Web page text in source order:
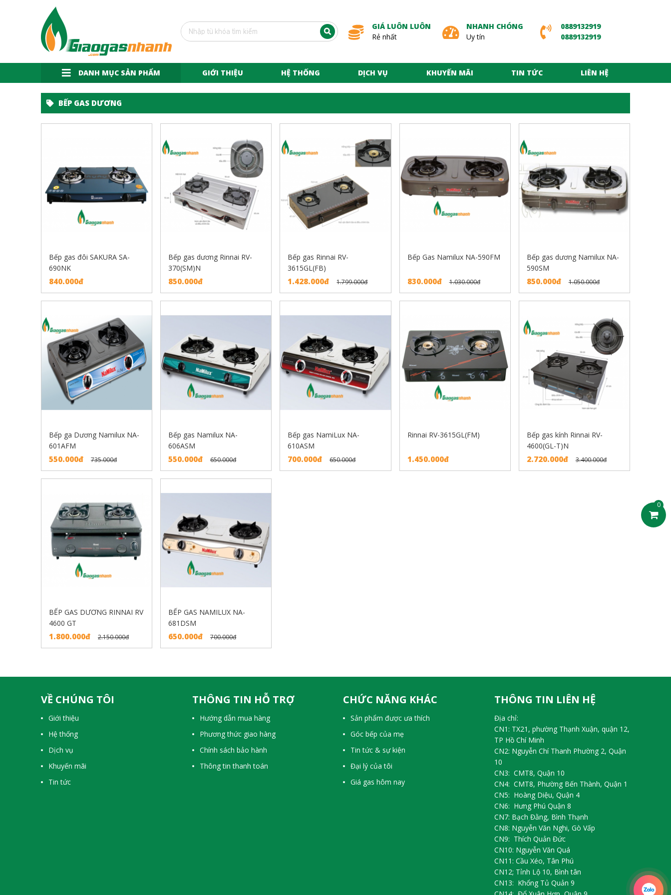
0
GIÁ LUÔN LUÔN
Rẻ nhất
NHANH CHÓNG
Uy tín
0889132919
0889132919
DANH MỤC SẢN PHẨM GIỚI THIỆU HỆ THỐNG DỊCH VỤ KHUYẾN MÃI TIN TỨC LIÊN HỆ
BẾP GAS DƯƠNG
Bếp gas đôi SAKURA SA-
690NK
840.000đ
Bếp gas dương Rinnai RV-
370(SM)N
850.000đ
Bếp gas Rinnai RV-
3615GL(FB)
1.428.000đ 1.799.000đ
Bếp Gas Namilux NA-590FM
830.000đ 1.030.000đ
Bếp gas dương Namilux NA-
590SM
850.000đ 1.050.000đ
Bếp ga Dương Namilux NA-
601AFM
550.000đ 735.000đ
Bếp gas Namilux NA-
606ASM
550.000đ 650.000đ
Bếp gas NamiLux NA-
610ASM
700.000đ 650.000đ
Rinnai RV-3615GL(FM)
1.450.000đ
Bếp gas kính Rinnai RV-
4600(GL-T)N
2.720.000đ 3.400.000đ
BẾP GAS DƯƠNG RINNAI RV
4600 GT
1.800.000đ 2.150.000đ
BẾP GAS NAMILUX NA-
681DSM
650.000đ 700.000đ
VỀ CHÚNG TÔI
Giới thiệu
Hệ thống
Dịch vụ
Khuyến mãi
Tin tức
THÔNG TIN HỖ TRỢ
Hướng dẫn mua hàng
Phương thức giao hàng
Chính sách bảo hành
Thông tin thanh toán
CHỨC NĂNG KHÁC
Sản phẩm được ưa thích
Góc bếp của mẹ
Tin tức & sự kiện
Đại lý của tôi
Giá gas hôm nay
THÔNG TIN LIÊN HỆ
Địa chỉ:
CN1: TX21, phường Thạnh Xuận, quận 12,
TP Hồ Chí Minh
CN2: Nguyễn Chí Thanh Phường 2, Quận
10
CN3: CMT8, Quận 10
CN4: CMT8, Phường Bến Thành, Quận 1
CN5: Hoàng Diệu, Quận 4
CN6: Hưng Phú Quận 8
CN7: Bạch Đằng, Bình Thạnh
CN8: Nguyễn Văn Nghi, Gò Vấp
CN9: Thích Quản Đức
CN10: Nguyễn Văn Quá
CN11: Cầu Xéo, Tân Phú
CN12; Tỉnh Lộ 10, Bình tân
CN13: Khổng Tủ Quản 9